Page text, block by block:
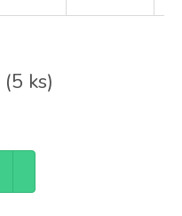
(5 ks)